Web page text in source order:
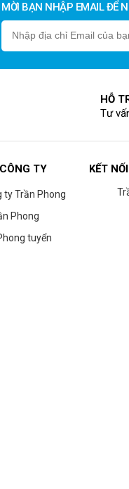
MỜI BẠN NHẬP EMAIL ĐỂ
HỖ
Tư
KẾT
TY
ty Trần Phong
Phong
tuyển